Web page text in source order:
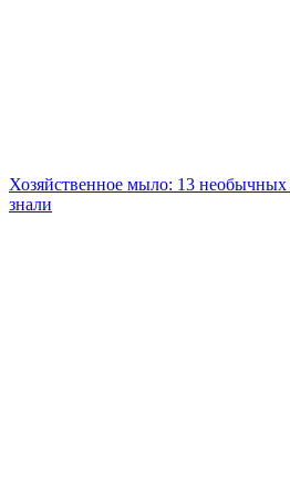
Хозяйственное мыло: 13
знали